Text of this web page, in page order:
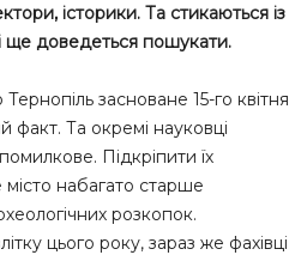
історики. Та стикаються із
ще доведеться пошукати.
засноване 15-го квітня
факт. Та окремі науковці
Підкріпити їх
набагато старше
розкопок.
цього року, зараз же фахівці